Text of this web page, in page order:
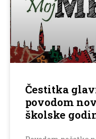
Čestitka
povodom
školske